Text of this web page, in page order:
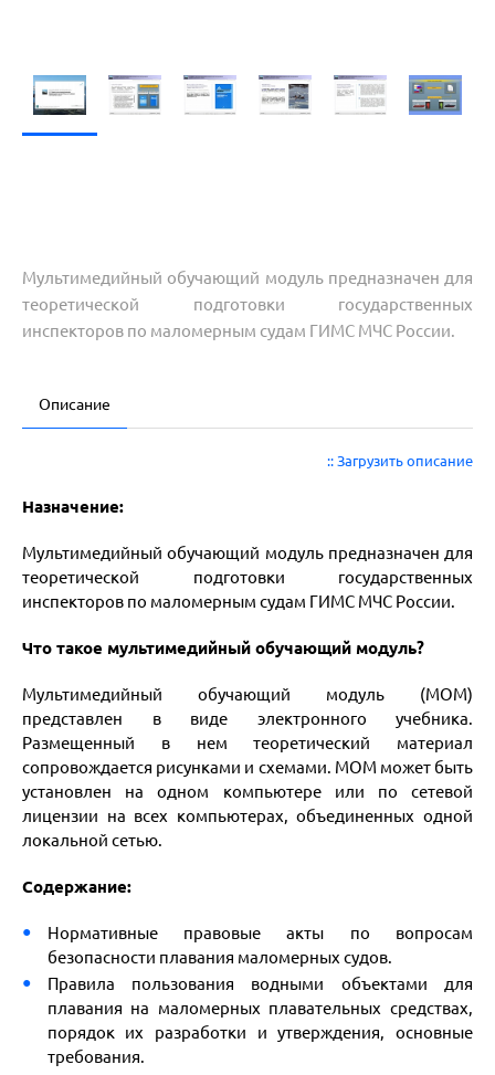
Мультимедийный обучающий модуль предназначен для
теоретической подготовки государственных
инспекторов по маломерным судам ГИМС МЧС России.
Описание
:: Загрузить описание
Назначение:
Мультимедийный обучающий модуль предназначен для
теоретической подготовки государственных
инспекторов по маломерным судам ГИМС МЧС России.
Что такое мультимедийный обучающий модуль?
Мультимедийный обучающий модуль (МОМ)
представлен в виде электронного учебника.
Размещенный в нем теоретический материал
сопровождается рисунками и схемами. МОМ может быть
установлен на одном компьютере или по сетевой
лицензии на всех компьютерах, объединенных одной
локальной сетью.
Содержание:
Нормативные правовые акты по вопросам
безопасности плавания маломерных судов.
Правила пользования водными объектами для
плавания на маломерных плавательных средствах,
порядок их разработки и утверждения, основные
требования.